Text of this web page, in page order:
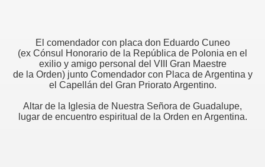
El comendador con placa don Eduardo Cuneo
(ex Cónsul Honorario de la República de Polonia en el
exilio y amigo personal del VIII Gran Maestre
de la Orden) junto Comendador con Placa de Argentina y
el Capellán del Gran Priorato Argentino.
Altar de la Iglesia de Nuestra Señora de Guadalupe,
lugar de encuentro espiritual de la Orden en Argentina.